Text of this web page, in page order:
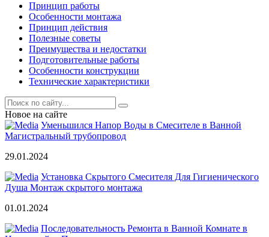
Принцип работы
Особенности монтажа
Принцип действия
Полезные советы
Преимущества и недостатки
Подготовительные работы
Особенности конструкции
Технические характеристики
Новое на сайте
Уменьшился Напор Воды в Смесителе в Ванной
Магистральный трубопровод
29.01.2024
Установка Скрытого Смесителя Для Гигиенического
Душа Монтаж скрытого монтажа
01.01.2024
Последовательность Ремонта в Ванной Комнате в